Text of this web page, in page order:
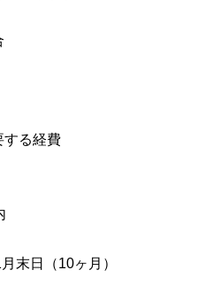
する経費
末日（10ヶ月）